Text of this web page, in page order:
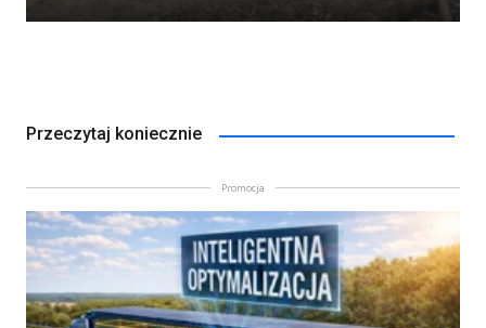
Przeczytaj koniecznie
Promocja